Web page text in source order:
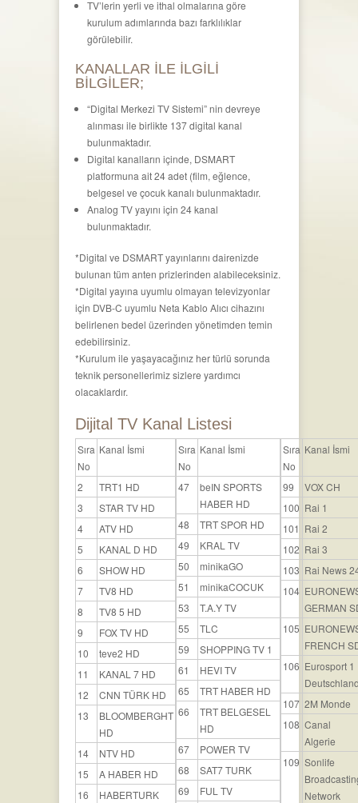
TV’lerin yerli ve ithal olmalarına göre
kurulum adımlarında bazı farklılıklar
görülebilir.
KANALLAR İLE İLGİLİ
BİLGİLER;
“Digital Merkezi TV Sistemi” nin devreye
alınması ile birlikte 137 digital kanal
bulunmaktadır.
Digital kanalların içinde, DSMART
platformuna ait 24 adet (film, eğlence,
belgesel ve çocuk kanalı bulunmaktadır.
Analog TV yayını için 24 kanal
bulunmaktadır.
*Digital ve DSMART yayınlarını dairenizde
bulunan tüm anten prizlerinden alabileceksiniz.
*Digital yayına uyumlu olmayan televizyonlar
için DVB-C uyumlu Neta Kablo Alıcı cihazını
belirlenen bedel üzerinden yönetimden temin
edebilirsiniz.
*Kurulum ile yaşayacağınız her türlü sorunda
teknik personellerimiz sizlere yardımcı
olacaklardır.
Dijital TV Kanal Listesi
Sıra
No
Kanal İsmi
2
TRT1 HD
3
STAR TV HD
4
ATV HD
5
KANAL D HD
6
SHOW HD
7
TV8 HD
8
TV8 5 HD
9
FOX TV HD
10
teve2 HD
11
KANAL 7 HD
12
CNN TÜRK HD
13
BLOOMBERGHT
HD
14
NTV HD
15
A HABER HD
16
HABERTURK
Sıra
No
Kanal İsmi
47
beIN SPORTS
HABER HD
48
TRT SPOR HD
49
KRAL TV
50
minikaGO
51
minikaCOCUK
53
T.A.Y TV
55
TLC
59
SHOPPING TV 1
61
HEVI TV
65
TRT HABER HD
66
TRT BELGESEL
HD
67
POWER TV
68
SAT7 TURK
69
FUL TV
Sıra
No
Kanal İsmi
99
VOX CH
100 Rai 1
101 Rai 2
102 Rai 3
103 Rai News
104
GERMAN
105
FRENCH
106 Eurosport 1
107 2M Monde
108 Canal
Algerie
109 Sonlife
Network